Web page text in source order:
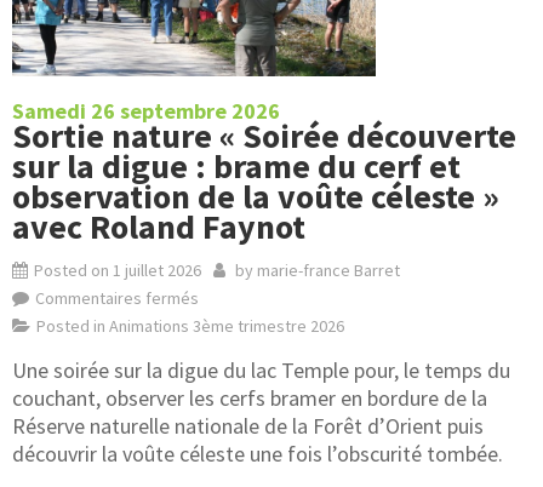
Samedi 26 septembre 2026
Sortie nature « Soirée découverte
sur la digue : brame du cerf et
observation de la voûte céleste »
avec Roland Faynot
Posted on 1 juillet 2026 by marie-france Barret
Commentaires fermés
Posted in Animations 3ème trimestre 2026
Une soirée sur la digue du lac Temple pour, le temps du
couchant, observer les cerfs bramer en bordure de la
Réserve naturelle nationale de la Forêt d’Orient puis
découvrir la voûte céleste une fois l’obscurité tombée.